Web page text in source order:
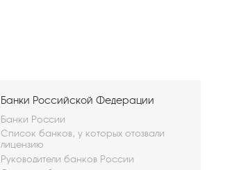
Банки Российской Федерации
Банки России
Список банков, у которых отозвали
лицензию
Руководители банков России